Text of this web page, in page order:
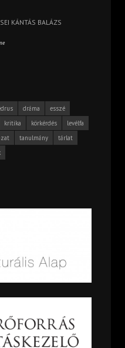
KÁNTÁS BALÁZS
dráma
esszé
kritika körkérdés
levélfa
tanulmány
tárlat